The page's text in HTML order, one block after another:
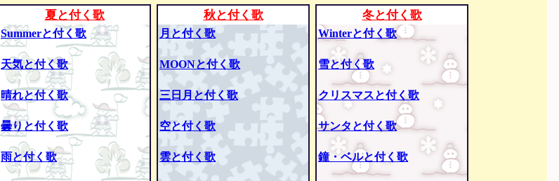
夏と付く歌
Summerと付く歌
天気と付く歌
晴れと付く歌
曇りと付く歌
雨と付く歌
秋と付く歌
月と付く歌
MOONと付く歌
三日月と付く歌
空と付く歌
雲と付く歌
冬と付く歌
Winterと付く歌
雪と付く歌
クリスマスと付く歌
サンタと付く歌
鐘・ベルと付く歌